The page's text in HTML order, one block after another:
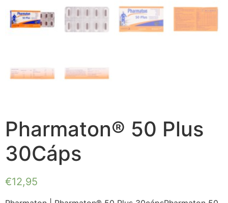
Pharmaton® 50 Plus
30Cáps
€12,95